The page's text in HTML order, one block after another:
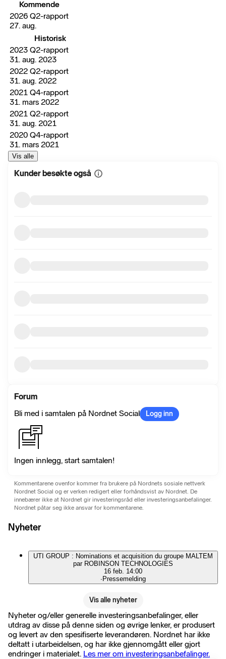
Kommende
2026 Q2-rapport
27. aug.
Historisk
2023 Q2-rapport
31. aug. 2023
2022 Q2-rapport
31. aug. 2022
2021 Q4-rapport
31. mars 2022
2021 Q2-rapport
31. aug. 2021
2020 Q4-rapport
31. mars 2021
Vis alle
Kunder besøkte også Vis
Forum
Bli med i samtalen på Nordnet Social
Logg inn
Ingen innlegg, start samtalen!
Kommentarene ovenfor kommer fra brukere på Nordnets sosiale nettverk
Nordnet Social og er verken redigert eller forhåndsvist av Nordnet. De
innebærer ikke at Nordnet gir investeringsråd eller investeringsanbefalinger.
Nordnet påtar seg ikke ansvar for kommentarene.
Nyheter
UTI GROUP : Nominations et acquisition du groupe MALTEM
par ROBINSON TECHNOLOGIES
16 feb. 14:00
∙Pressemelding
Vis alle nyheter
Nyheter og/eller generelle investeringsanbefalinger, eller
utdrag av disse på denne siden og øvrige lenker, er produsert
og levert av den spesifiserte leverandøren. Nordnet har ikke
deltatt i utarbeidelsen, og har ikke gjennomgått eller gjort
endringer i materialet. Les mer om investeringsanbefalinger.